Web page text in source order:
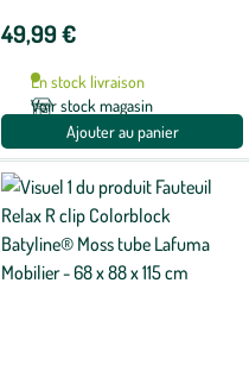
49,99 €
En stock livraison
Voir stock magasin
Ajouter au panier